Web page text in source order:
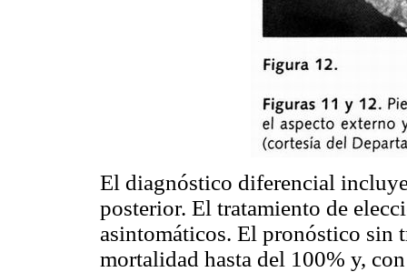
El diagnóstico diferencial
posterior. El tratamiento de
asintomáticos. El pronóstico sin
mortalidad hasta del 100% y,